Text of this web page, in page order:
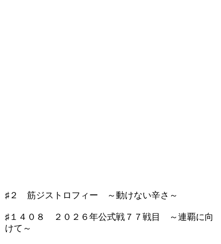
♯２ 筋ジストロフィー ～動けない辛さ～
♯１４０８ ２０２６年公式戦７７戦目 ～連覇に向
けて～